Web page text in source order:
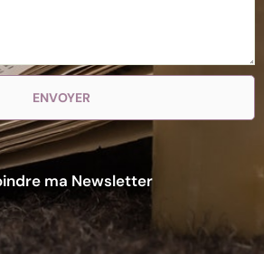
ENVOYER
ma Newsletter